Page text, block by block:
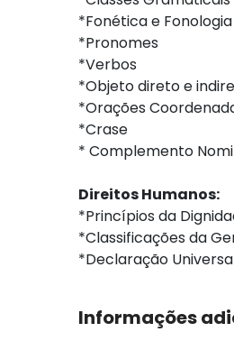
*Fonética e Fonologia
*Pronomes
*Verbos
*Objeto direto e
*Orações
*Crase
* Complemento
Direitos Humanos:
*Princípios da
*Classificações da
*Declaração
Informações